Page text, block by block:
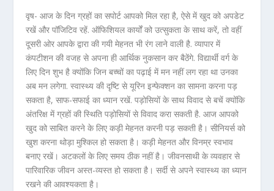
वृष- आज के दिन ग्रहों का सपोर्ट आपको मिल रहा है, ऐसे में खुद को अपडेट
रखें और पॉजिटिव रहें. ऑफिशियल कार्यों को उत्सुकता के साथ करें, तो वहीं
दूसरी ओर आपके द्वारा की गयी मेहनत भी रंग लाने वाली है. व्यापार में
कंपटीशन की वजह से अपना ही आर्थिक नुकसान कर बैठेंगे. विद्यार्थी वर्ग के
लिए दिन शुभ है क्योंकि जिन बच्चों का पढ़ाई में मन नहीं लग रहा था उनका
अब मन लगेगा. स्वास्थ्य की दृष्टि से यूरिन इन्फेक्शन का सामना करना पड़
सकता है, साफ-सफाई का ध्यान रखें. पड़ोसियों के साथ विवाद से बचें क्योंकि
अंतरिक्ष में ग्रहों की स्थिति पड़ोसियों से विवाद करा सकती है. आज आपको
खुद को साबित करने के लिए कड़ी मेहनत करनी पड़ सकती है। सीनियर्स को
खुश करना थोड़ा मुश्किल हो सकता है। कड़ी मेहनत और विनम्र स्वभाव
बनाए रखें। अटकलों के लिए समय ठीक नहीं है। जीवनसाथी के व्यवहार से
पारिवारिक जीवन अस्त-व्यस्त हो सकता है। सर्दी से अपने स्वास्थ्य का ध्यान
रखने की आवश्यकता है।